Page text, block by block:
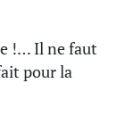
!… Il ne faut
pour la